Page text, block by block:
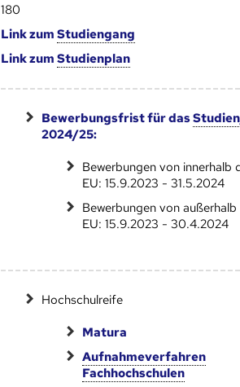
180
Link zumStudien­gang
Link zumStudien­plan
Bewerbungsfrist für das
2024/25:
Bewerbungen von innerhalb
EU: 15.9.2023 - 31.5.2024
Bewerbungen von
EU: 15.9.2023 - 30.4.2024
Hochschulreife
Matura
Aufnahmeverfahren
Fachhochschulen